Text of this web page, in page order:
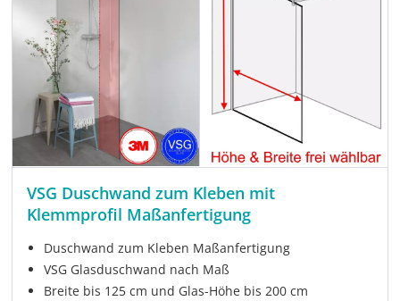
VSG Duschwand zum Kleben mit
Klemmprofil Maßanfertigung
Duschwand zum Kleben Maßanfertigung
VSG Glasduschwand nach Maß
Breite bis 125 cm und Glas-Höhe bis 200 cm